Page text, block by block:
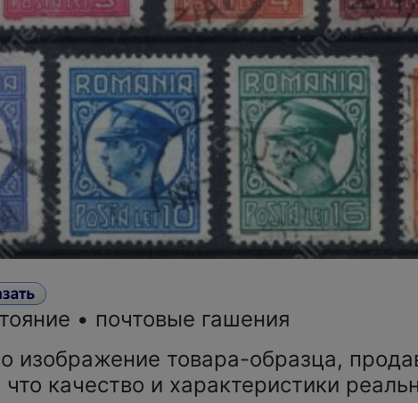
• почтовые гашения
изображение товара-образца,
что качество и характеристики